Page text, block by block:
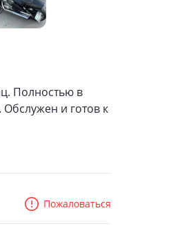
Полностью в
и готов к
Пожаловаться